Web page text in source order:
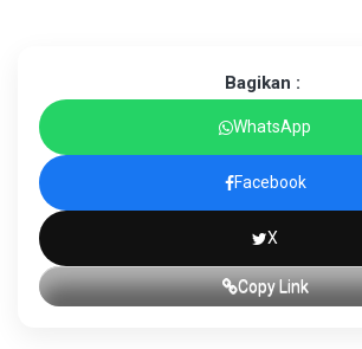
Bagikan :
WhatsApp
Facebook
X
Copy Link